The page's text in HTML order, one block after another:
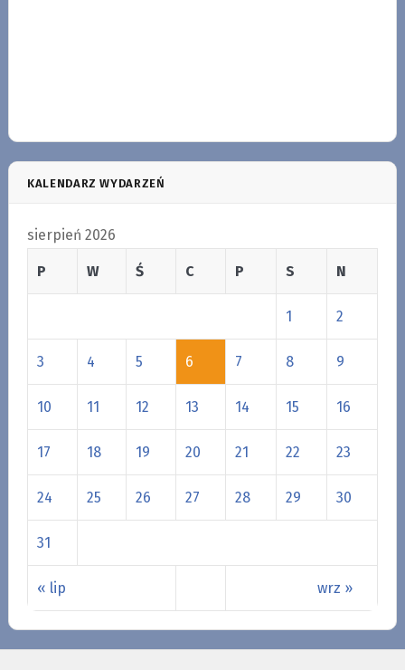
KALENDARZ WYDARZEŃ
sierpień 2026
P W Ś C P S N
« lip wrz »
1 2
3 4 5 6 7 8 9
10 11 12 13 14 15 16
17 18 19 20 21 22 23
24 25 26 27 28 29 30
31